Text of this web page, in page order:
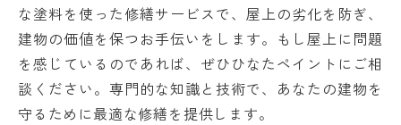
な塗料を使った修繕サービスで、屋上の劣化を防ぎ、
建物の価値を保つお手伝いをします。もし屋上に問題
を感じているのであれば、ぜひひなたペイントにご相
談ください。専門的な知識と技術で、あなたの建物を
守るために最適な修繕を提供します。